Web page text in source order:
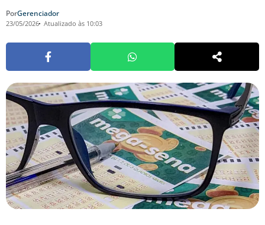
PorGerenciador
23/05/2026 Atualizado às 10:03